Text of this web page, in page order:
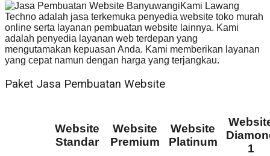
Kami Lawang
Techno adalah jasa terkemuka penyedia website toko murah
online serta layanan pembuatan website lainnya. Kami
adalah penyedia layanan web terdepan yang
mengutamakan kepuasan Anda. Kami memberikan layanan
yang cepat namun dengan harga yang terjangkau.
Paket Jasa Pembuatan Website
Website
Standar
Website
Premium
Website
Platinum
1